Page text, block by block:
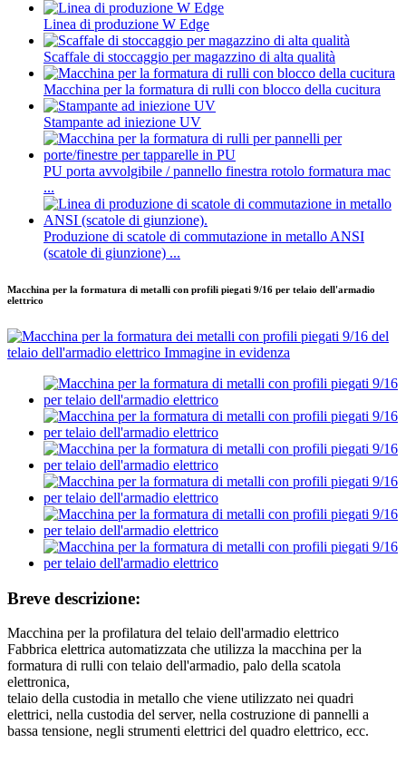
Linea di produzione W Edge
Scaffale di stoccaggio per magazzino di alta qualità
Macchina per la formatura di rulli con blocco della cucitura
Stampante ad iniezione UV
PU porta avvolgibile / pannello finestra rotolo formatura mac
...
Produzione di scatole di commutazione in metallo ANSI
(scatole di giunzione) ...
Macchina per la formatura di metalli con profili piegati 9/16 per telaio dell'armadio
elettrico
Breve descrizione:
Macchina per la profilatura del telaio dell'armadio elettrico
Fabbrica elettrica automatizzata che utilizza la macchina per la
formatura di rulli con telaio dell'armadio, palo della scatola
elettronica,
telaio della custodia in metallo che viene utilizzato nei quadri
elettrici, nella custodia del server, nella costruzione di pannelli a
bassa tensione, negli strumenti elettrici del quadro elettrico, ecc.